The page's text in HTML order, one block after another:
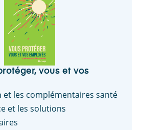
vous et vos
et les complémentaires santé
et les solutions